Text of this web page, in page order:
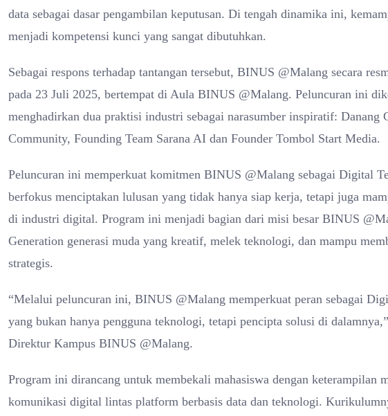
data sebagai dasar pengambilan keputusan. Di tengah dinamika ini,
menjadi kompetensi kunci yang sangat dibutuhkan.
Sebagai respons terhadap tantangan tersebut, BINUS @Malang secara
pada 23 Juli 2025, bertempat di Aula BINUS @Malang. Peluncuran ini
menghadirkan dua praktisi industri sebagai narasumber inspiratif:
Community, Founding Team Sarana AI dan Founder Tombol Start Media.
Peluncuran ini memperkuat komitmen BINUS @Malang sebagai Digital
berfokus menciptakan lulusan yang tidak hanya siap kerja, tetapi juga
di industri digital. Program ini menjadi bagian dari misi besar BINUS
Generation generasi muda yang kreatif, melek teknologi, dan mampu
strategis.
“Melalui peluncuran ini, BINUS @Malang memperkuat peran sebagai
yang bukan hanya pengguna teknologi, tetapi pencipta solusi di
Direktur Kampus BINUS @Malang.
Program ini dirancang untuk membekali mahasiswa dengan keterampilan
komunikasi digital lintas platform berbasis data dan teknologi.